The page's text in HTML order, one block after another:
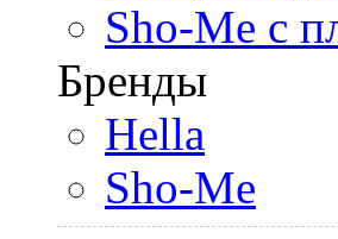
Sho-Me с
Бренды
Hella
Sho-Me